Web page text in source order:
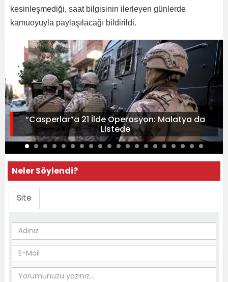
kesinleşmediği, saat bilgisinin ilerleyen günlerde
kamuoyuyla paylaşılacağı bildirildi.
“Casperlar”a 21 İlde Operasyon: Malatya da
Listede
Neler Söylendi?
Site